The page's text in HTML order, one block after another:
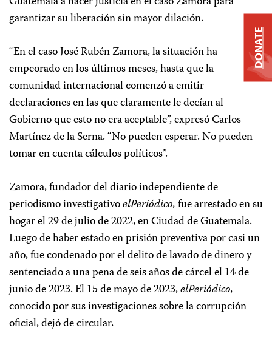
garantizar su liberación sin mayor dilación.
“En el caso José Rubén Zamora, la situación ha
empeorado en los últimos meses, hasta que la
comunidad internacional comenzó a emitir
declaraciones en las que claramente le decían al
Gobierno que esto no era aceptable”, expresó Carlos
Martínez de la Serna. “No pueden esperar. No pueden
tomar en cuenta cálculos políticos”.
Zamora, fundador del diario independiente de
periodismo investigativoelPeriódico,fue arrestado en su
hogar el 29 de julio de 2022, en Ciudad de Guatemala.
Luego de haber estado en prisión preventiva por casi un
año, fue condenado por el delito de lavado de dinero y
sentenciado a una pena de seis años de cárcel el 14 de
junio de 2023. El 15 de mayo de 2023,elPeriódico,
conocido por sus investigaciones sobre la corrupción
oficial, dejó de circular.
DONATE